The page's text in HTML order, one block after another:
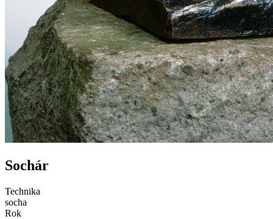
Sochár
Technika
socha
Rok